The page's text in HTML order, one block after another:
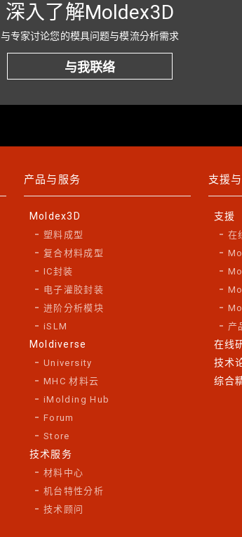
深入了解Moldex3D
与专家讨论您的模具问题与模流分析需求
与我联络
产品与服务
Moldex3D
塑料成型
复合材料成型
IC封装
电子灌胶封装
进阶分析模块
iSLM
Moldiverse
University
MHC 材料云
iMolding Hub
Forum
Store
技术服务
材料中心
机台特性分析
技术顾问
支援
支援
在
产
在线
技术
综合